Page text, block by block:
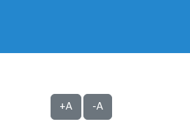
A-
A+